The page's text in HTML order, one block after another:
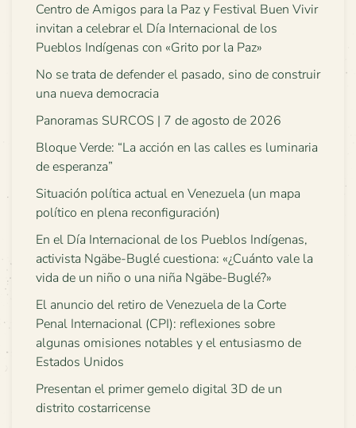
Centro de Amigos para la Paz y Festival Buen Vivir
invitan a celebrar el Día Internacional de los
Pueblos Indígenas con «Grito por la Paz»
No se trata de defender el pasado, sino de construir
una nueva democracia
Panoramas SURCOS | 7 de agosto de 2026
Bloque Verde: “La acción en las calles es luminaria
de esperanza”
Situación política actual en Venezuela (un mapa
político en plena reconfiguración)
En el Día Internacional de los Pueblos Indígenas,
activista Ngäbe-Buglé cuestiona: «¿Cuánto vale la
vida de un niño o una niña Ngäbe-Buglé?»
El anuncio del retiro de Venezuela de la Corte
Penal Internacional (CPI): reflexiones sobre
algunas omisiones notables y el entusiasmo de
Estados Unidos
Presentan el primer gemelo digital 3D de un
distrito costarricense